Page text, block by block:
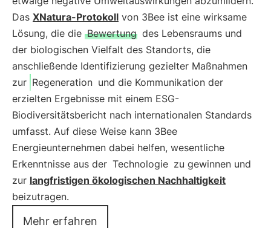
Das XNatura-Protokoll von 3Bee ist eine wirksame
Lösung, die die Bewertung des Lebensraums und
der biologischen Vielfalt des Standorts, die
anschließende Identifizierung gezielter Maßnahmen
zur Regeneration und die Kommunikation der
erzielten Ergebnisse mit einem ESG-
Biodiversitätsbericht nach internationalen Standards
umfasst. Auf diese Weise kann 3Bee
Energieunternehmen dabei helfen, wesentliche
Erkenntnisse aus der Technologie zu gewinnen und
zur langfristigen ökologischen Nachhaltigkeit
beizutragen.
Mehr erfahren